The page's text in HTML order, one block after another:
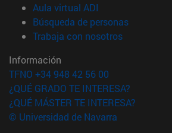
Aula virtual ADI
Búsqueda de personas(abre en
Trabaja con nosotros(abre en
Información
TFNO +34 948 42 56 00
¿QUÉ GRADO TE INTERESA?
¿QUÉ MÁSTER TE INTERESA?
© Universidad de Navarra